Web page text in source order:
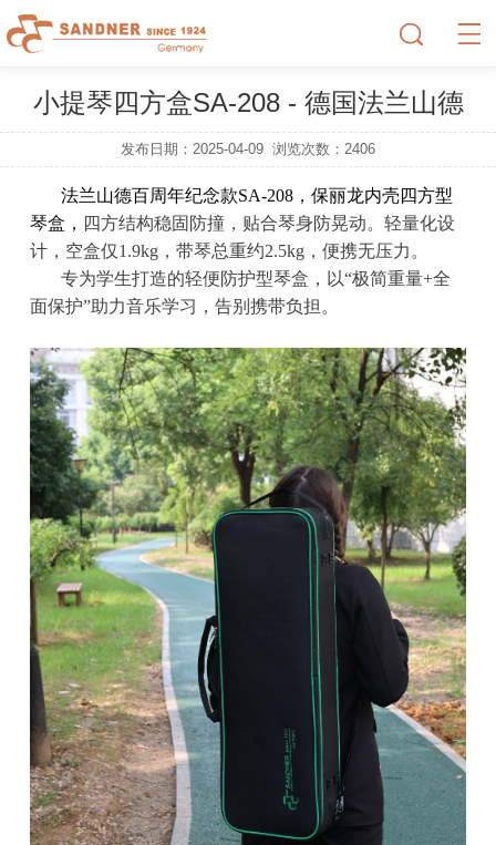
小提琴四方盒SA-208 - 德国法兰山德
发布日期：2025-04-09 浏览次数： 2406
法兰山德百周年纪念款SA-208，保丽龙内壳四方型
琴盒， 四方结构稳固防撞，贴合琴身防晃动。轻量化设
计，空盒仅1.9kg，带琴总重约2.5kg，便携无压力。
专为学生打造的轻便防护型琴盒，以“极简重量+全
面保护”助力音乐学习，告别携带负担。